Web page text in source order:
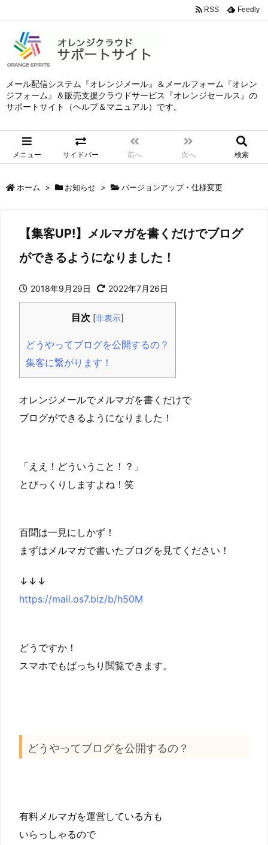
メール配信システム『オレンジメール』＆メールフォーム『オレン
ジフォーム』＆販売支援クラウドサービス『オレンジセールス』の
サポートサイト（ヘルプ＆マニュアル）です。
メニュー サイドバー 前へ 次へ 検索
RSS Feedly
ホーム > お知らせ > バージョンアップ・仕様変更
【集客UP!】メルマガを書くだけでブログ
ができるようになりました！
2018年9月29日 2022年7月26日
目次 [非表示]
どうやってブログを公開するの？
集客に繋がります！
オレンジメールでメルマガを書くだけで
ブログができるようになりました！
「ええ！どういうこと！？」
とびっくりしますよね！笑
百聞は一見にしかず！
まずはメルマガで書いたブログを見てください！
↓↓↓
https://mail.os7.biz/b/h50M
どうですか！
スマホでもばっちり閲覧できます。
どうやってブログを公開するの？
有料メルマガを運営している方も
いらっしゃるので